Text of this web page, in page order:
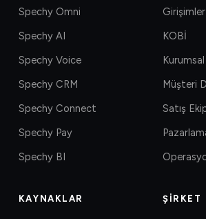
Spechy Omni
Spechy AI
Spechy Voice
Spechy CRM
Spechy Connect
Spechy Pay
Spechy BI
Girişimler
KOBİ
Kurumsal
Müşteri
Satış
KAYNAKLAR ŞIRKET